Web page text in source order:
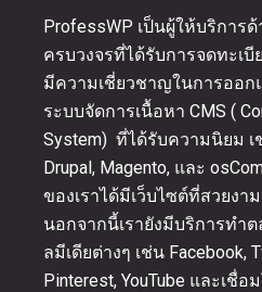
ProfessWP เป็นผู้ให้บริการ
ครบวงจรที่ได้รับการจดทะเ
มีความเชี่ยวชาญในการออ
ระบบจัดการเนื้อหา CMS (
System) ที่ได้รับความนิยม เ
Drupal, Magento, และ
ของเราได้มีเว็บไซต์ที่สวยง
นอกจากนี้เรายังมีบริการทำ
ลมีเดียต่างๆ เช่น Facebook,
Pinterest, YouTube และเชื่